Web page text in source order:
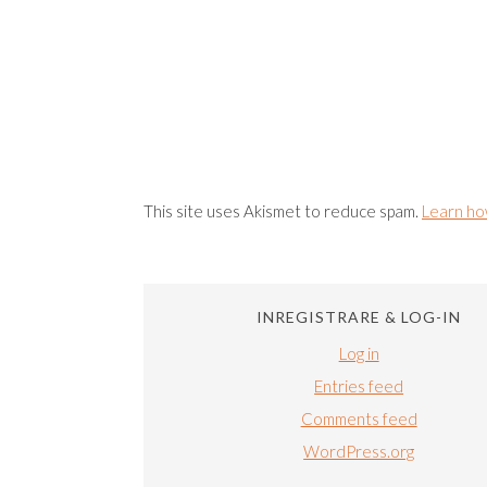
This site uses Akismet to reduce spam. Learn
INREGISTRARE & LOG-IN
Log in
Entries feed
Comments feed
WordPress.org